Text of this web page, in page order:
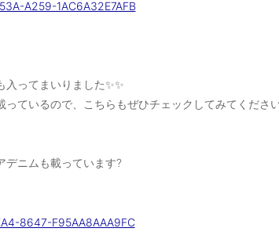
ってまいりました✨✨
っているので、こちらもぜひチェックしてみてくださ
デニムも載っています?